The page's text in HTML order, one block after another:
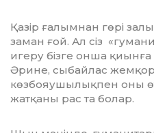
Қазір ғалымнан гөрі
заман ғой. Ал сіз
игеру бізге онша
Әрине, сыбайлас
көзбояушылықпен оны
жатқаны рас та болар.